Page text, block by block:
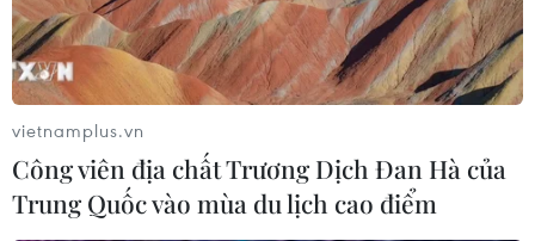
Trung Quốc duy trì cảnh báo mưa
lớn và dông mạnh
04/08/2026 11:59
“Tỏa sáng Nghị lực Việt” 2026 đồng
vietnamplus.vn
Công viên địa chất Trương Dịch Đan Hà của
Trung Quốc vào mùa du lịch cao điểm